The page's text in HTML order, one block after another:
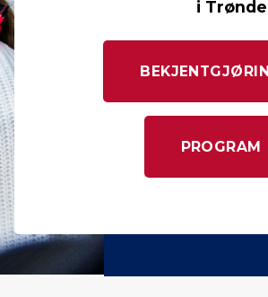
i
PROGRAM